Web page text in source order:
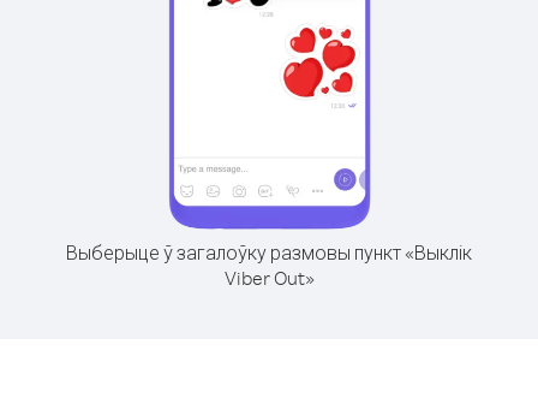
Выберыце ў загалоўку размовы пункт «Выклік
Viber Out»